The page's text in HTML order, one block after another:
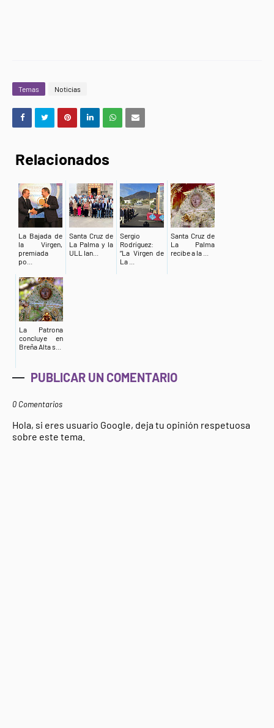
Temas Noticias
Relacionados
La Bajada de
la Virgen,
premiada
po...
Santa Cruz de
La Palma y la
ULL lan...
Sergio
Rodríguez:
“La Virgen de
La ...
Santa Cruz de
La Palma
recibe a la ...
La Patrona
concluye en
Breña Alta s...
PUBLICAR UN COMENTARIO
0 Comentarios
Hola, si eres usuario Google, deja tu opinión respetuosa
sobre este tema.